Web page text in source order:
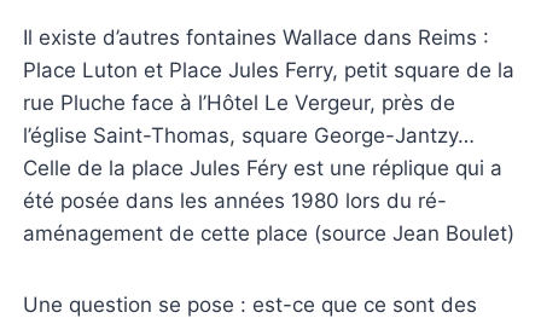
Il existe d’autres fontaines Wallace dans Reims :
Place Luton et Place Jules Ferry, petit square de la
rue Pluche face à l’Hôtel Le Vergeur, près de
l’église Saint-Thomas, square George-Jantzy…
Celle de la place Jules Féry est une réplique qui a
été posée dans les années 1980 lors du ré-
aménagement de cette place (source Jean Boulet)
Une question se pose : est-ce que ce sont des